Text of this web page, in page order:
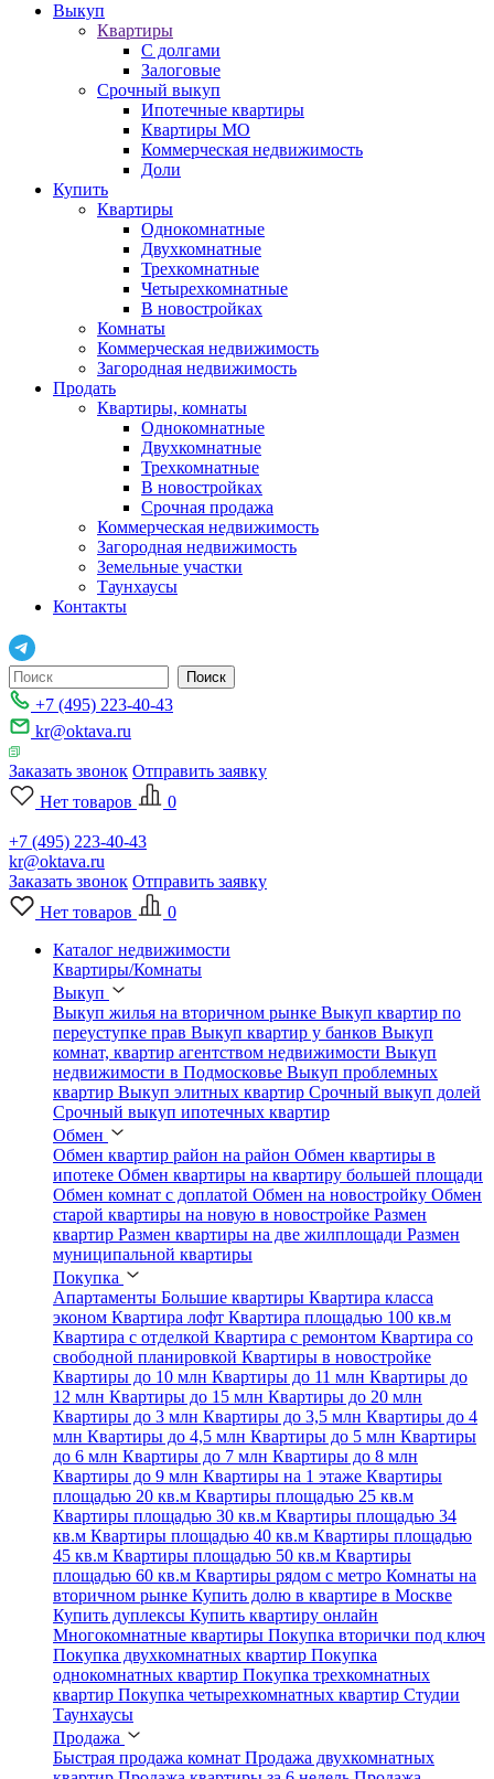
Выкуп
Квартиры
С долгами
Залоговые
Срочный выкуп
Ипотечные квартиры
Квартиры МО
Коммерческая недвижимость
Доли
Купить
Квартиры
Однокомнатные
Двухкомнатные
Трехкомнатные
Четырехкомнатные
В новостройках
Комнаты
Коммерческая недвижимость
Загородная недвижимость
Продать
Квартиры, комнаты
Однокомнатные
Двухкомнатные
Трехкомнатные
В новостройках
Срочная продажа
Коммерческая недвижимость
Загородная недвижимость
Земельные участки
Таунхаусы
Контакты
+7 (495) 223-40-43
kr@oktava.ru
Заказать звонок Отправить заявку
Нет товаров
0
+7 (495) 223-40-43
kr@oktava.ru
Заказать звонок Отправить заявку
Нет товаров
0
Каталог недвижимости
Квартиры/Комнаты
Выкуп
Выкуп жилья на вторичном рынке Выкуп квартир по
переуступке прав Выкуп квартир у банков Выкуп
комнат, квартир агентством недвижимости Выкуп
недвижимости в Подмосковье Выкуп проблемных
квартир Выкуп элитных квартир Срочный выкуп долей
Срочный выкуп ипотечных квартир
Обмен
Обмен квартир район на район Обмен квартиры в
ипотеке Обмен квартиры на квартиру большей площади
Обмен комнат с доплатой Обмен на новостройку Обмен
старой квартиры на новую в новостройке Размен
квартир Размен квартиры на две жилплощади Размен
муниципальной квартиры
Покупка
Апартаменты Большие квартиры Квартира класса
эконом Квартира лофт Квартира площадью 100 кв.м
Квартира с отделкой Квартира с ремонтом Квартира со
свободной планировкой Квартиры в новостройке
Квартиры до 10 млн Квартиры до 11 млн Квартиры до
12 млн Квартиры до 15 млн Квартиры до 20 млн
Квартиры до 3 млн Квартиры до 3,5 млн Квартиры до 4
млн Квартиры до 4,5 млн Квартиры до 5 млн Квартиры
до 6 млн Квартиры до 7 млн Квартиры до 8 млн
Квартиры до 9 млн Квартиры на 1 этаже Квартиры
площадью 20 кв.м Квартиры площадью 25 кв.м
Квартиры площадью 30 кв.м Квартиры площадью 34
кв.м Квартиры площадью 40 кв.м Квартиры площадью
45 кв.м Квартиры площадью 50 кв.м Квартиры
площадью 60 кв.м Квартиры рядом с метро Комнаты на
вторичном рынке Купить долю в квартире в Москве
Купить дуплексы Купить квартиру онлайн
Многокомнатные квартиры Покупка вторички под ключ
Покупка двухкомнатных квартир Покупка
однокомнатных квартир Покупка трехкомнатных
квартир Покупка четырехкомнатных квартир Студии
Таунхаусы
Продажа
Быстрая продажа комнат Продажа двухкомнатных